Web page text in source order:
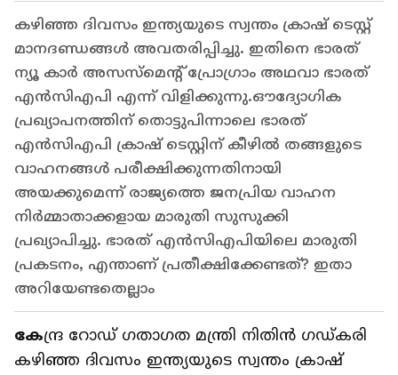
കഴിഞ്ഞ ദിവസം ഇന്ത്യയുടെ സ്വന്തം ക്രാഷ് ടെസ്റ്റ്
മാനദണ്ഡങ്ങൾ അവതരിപ്പിച്ചു. ഇതിനെ ഭാരത്
ന്യൂ കാർ അസസ്‌മെന്റ് പ്രോഗ്രാം അഥവാ ഭാരത്
എൻസിഎപി എന്ന് വിളിക്കുന്നു.ഔദ്യോഗിക
പ്രഖ്യാപനത്തിന് തൊട്ടുപിന്നാലെ ഭാരത്
എൻസിഎപി ക്രാഷ് ടെസ്റ്റിന് കീഴിൽ തങ്ങളുടെ
വാഹനങ്ങൾ പരീക്ഷിക്കുന്നതിനായി
അയക്കുമെന്ന് രാജ്യത്തെ ജനപ്രിയ വാഹന
നിര്‍മ്മാതാക്കളായ മാരുതി സുസുക്കി
പ്രഖ്യാപിച്ചു. ഭാരത് എൻസിഎപിയിലെ മാരുതി
പ്രകടനം, എന്താണ് പ്രതീക്ഷിക്കേണ്ടത്? ഇതാ
അറിയേണ്ടതെല്ലാം
കേന്ദ്ര റോഡ് ഗതാഗത മന്ത്രി നിതിൻ ഗഡ്‍കരി
കഴിഞ്ഞ ദിവസം ഇന്ത്യയുടെ സ്വന്തം ക്രാഷ്